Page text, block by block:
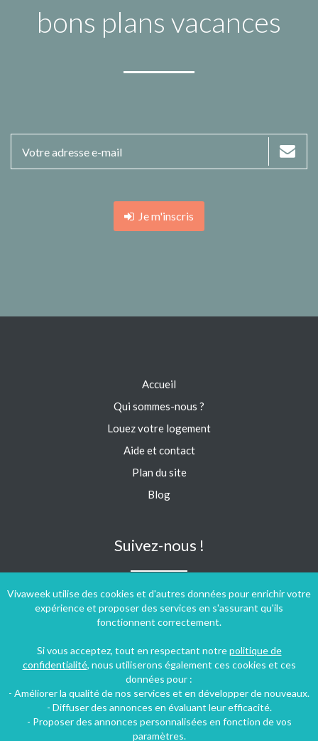
bons plans vacances
Je m'inscris
Vivaweek utilise des cookies et d'autres données pour enrichir votre
expérience et proposer des services en s'assurant qu'ils
fonctionnent correctement.
Si vous acceptez, tout en respectant notrepolitique de
confidentialité, nous utiliserons également ces cookies et ces
données pour :
- Améliorer la qualité de nos services et en développer de nouveaux.
- Diffuser des annonces en évaluant leur efficacité.
- Proposer des annonces personnalisées en fonction de vos
paramètres.
Accueil
Qui sommes-nous ?
Louez votre logement
Aide et contact
Plan du site
Blog
Suivez-nous !